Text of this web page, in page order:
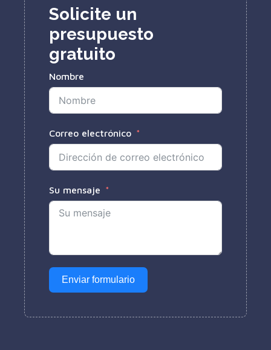
Solicite un
presupuesto
gratuito
Nombre
Correo electrónico
Su mensaje
Enviar formulario